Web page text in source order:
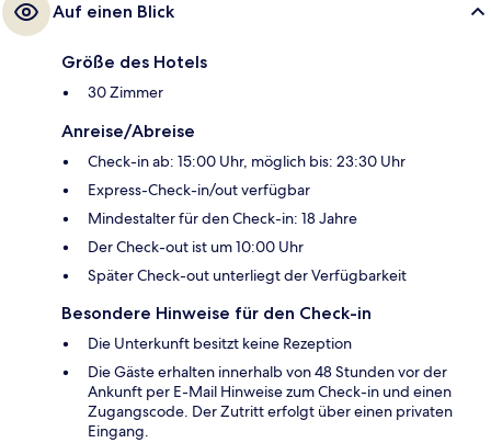
Auf einen Blick
Größe des Hotels
30 Zimmer
Anreise/Abreise
Check-in ab: 15:00 Uhr, möglich bis: 23:30 Uhr
Express-Check-in/out verfügbar
Mindestalter für den Check-in: 18 Jahre
Der Check-out ist um 10:00 Uhr
Später Check-out unterliegt der Verfügbarkeit
Besondere Hinweise für den Check-in
Die Unterkunft besitzt keine Rezeption
Die Gäste erhalten innerhalb von 48 Stunden vor der
Ankunft per E-Mail Hinweise zum Check-in und einen
Zugangscode. Der Zutritt erfolgt über einen privaten
Eingang.